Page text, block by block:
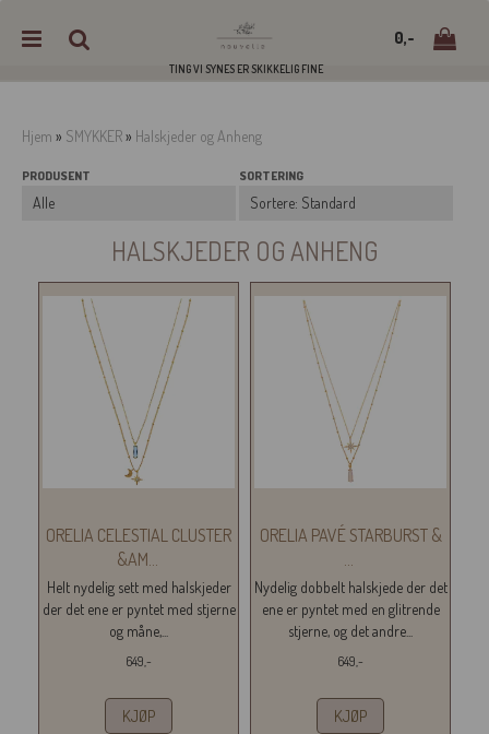
0,-
TING VI SYNES ER SKIKKELIG FINE
Hjem » SMYKKER» Halskjeder og Anheng
PRODUSENT SORTERING
HALSKJEDER OG ANHENG
ORELIA CELESTIAL CLUSTER
&AM...
Helt nydelig sett med halskjeder
der det ene er pyntet med stjerne
og måne,...
649,-
KJØP
ORELIA PAVÉ STARBURST &
...
Nydelig dobbelt halskjede der det
ene er pyntet med en glitrende
stjerne, og det andre...
649,-
KJØP